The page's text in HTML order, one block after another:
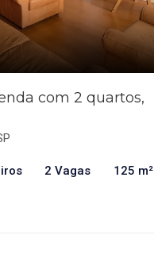
com 2 quartos,
2 Vagas 125 m²